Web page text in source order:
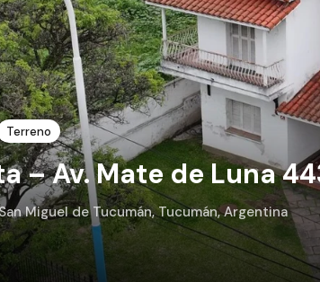
Terreno
– Av. Mate de Luna
Miguel de Tucumán, Tucumán, Argentina